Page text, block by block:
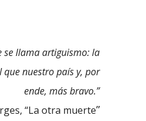
se llama artiguismo: la
que nuestro país y, por
ende, más bravo.”
“La otra muerte”